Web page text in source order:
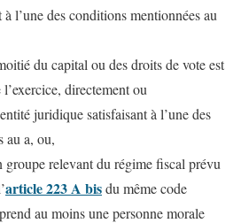
l’une des conditions mentionnées au
du capital ou des droits de vote est
directement ou
juridique satisfaisant à l’une des
au a, ou,
groupe relevant du régime fiscal prévu
article 223 A bisdu même code
au moins une personne morale